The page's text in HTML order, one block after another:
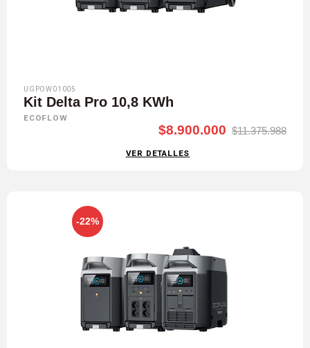
UGPOW01005
Kit Delta Pro 10,8 KWh
ECOFLOW
$8.900.000 $11.375.988
VER DETALLES
-22%